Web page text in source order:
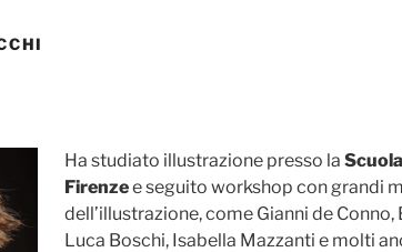
Ha studiato illustrazione presso la
Firenzee seguito workshop con grandi
dell’illustrazione, come Gianni de Conno,
Luca Boschi, Isabella Mazzanti e molti